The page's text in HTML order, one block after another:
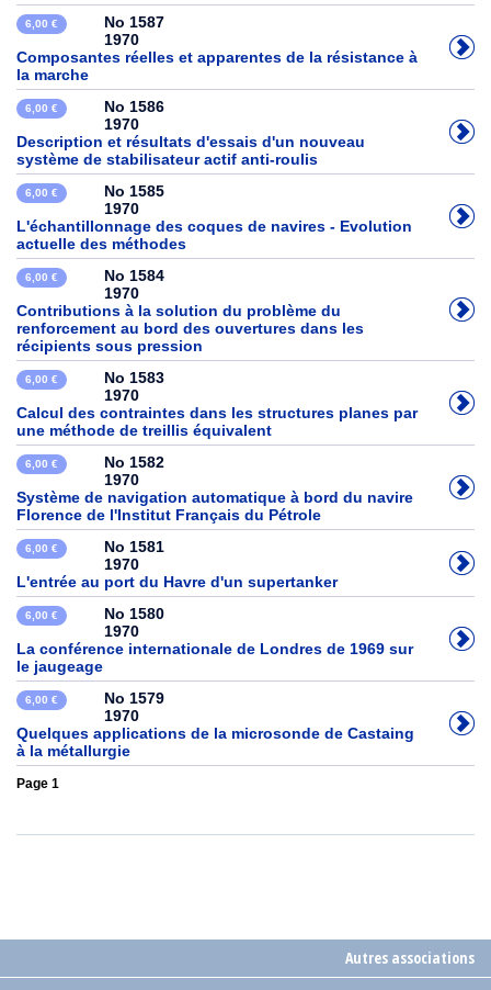
6,00 €
No 1587
1970
Composantes réelles et apparentes de la résistance à
la marche
6,00 €
No 1586
1970
Description et résultats d'essais d'un nouveau
système de stabilisateur actif anti-roulis
6,00 €
No 1585
1970
L'échantillonnage des coques de navires - Evolution
actuelle des méthodes
6,00 €
No 1584
1970
Contributions à la solution du problème du
renforcement au bord des ouvertures dans les
récipients sous pression
6,00 €
No 1583
1970
Calcul des contraintes dans les structures planes par
une méthode de treillis équivalent
6,00 €
No 1582
1970
Système de navigation automatique à bord du navire
Florence de l'Institut Français du Pétrole
6,00 €
No 1581
1970
L'entrée au port du Havre d'un supertanker
6,00 €
No 1580
1970
La conférence internationale de Londres de 1969 sur
le jaugeage
6,00 €
No 1579
1970
Quelques applications de la microsonde de Castaing
à la métallurgie
Page 1
Autres associations